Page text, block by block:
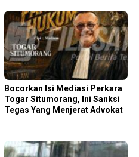
Bocorkan Isi Mediasi Perkara
Togar Situmorang, Ini Sanksi
Tegas Yang Menjerat Advokat